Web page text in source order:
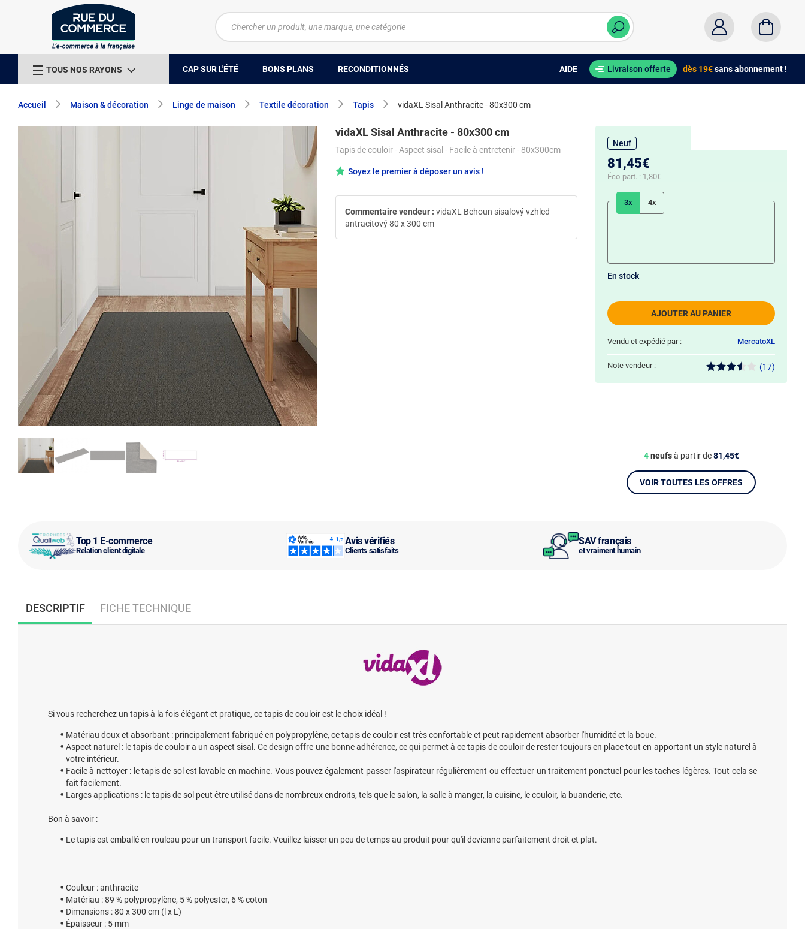
TOUS NOS RAYONS CAP SUR L'ÉTÉ BONS PLANS RECONDITIONNÉS AIDE Livraison offerte dès 19€sans abonnement !
Accueil Maison & décoration Linge de maison Textile décoration Tapis vidaXL Sisal Anthracite - 80x300 cm
Top 1 E-commerce
Relation client digitale
Avis vérifiés
Clients satisfaits
SAV français
et vraiment humain
vidaXL Sisal Anthracite - 80x300 cm
Tapis de couloir - Aspect sisal - Facile à entretenir - 80x300cm
Soyez le premier à déposer un avis !
Commentaire vendeur : vidaXL Behoun sisalový vzhled
antracitový 80 x 300 cm
Neuf
81,45€
Éco-part. : 1,80€
3x 4x
AJOUTER AU PANIER
En stock
Vendu et expédié par : MercatoXL
Note vendeur : (17)
4neufsà partir de81,45€
VOIR TOUTES LES OFFRES
DESCRIPTIF FICHE TECHNIQUE
Si vous recherchez un tapis à la fois élégant et pratique, ce tapis de couloir est le choix idéal !
Matériau doux et absorbant : principalement fabriqué en polypropylène, ce tapis de couloir est très confortable et peut rapidement absorber l'humidité et la boue.
Aspect naturel : le tapis de couloir a un aspect sisal. Ce design offre une bonne adhérence, ce qui permet à ce tapis de couloir de rester toujours en place tout en apportant un style naturel à
votre intérieur.
Facile à nettoyer : le tapis de sol est lavable en machine. Vous pouvez également passer l'aspirateur régulièrement ou effectuer un traitement ponctuel pour les taches légères. Tout cela se
fait facilement.
Larges applications : le tapis de sol peut être utilisé dans de nombreux endroits, tels que le salon, la salle à manger, la cuisine, le couloir, la buanderie, etc.
Bon à savoir :
Le tapis est emballé en rouleau pour un transport facile. Veuillez laisser un peu de temps au produit pour qu'il devienne parfaitement droit et plat.
Couleur : anthracite
Matériau : 89 % polypropylène, 5 % polyester, 6 % coton
Dimensions : 80 x 300 cm (l x L)
Épaisseur : 5 mm